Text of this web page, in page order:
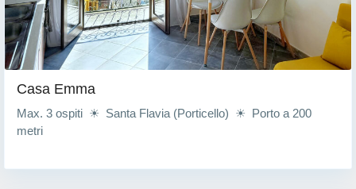
Casa Emma
Max. 3 ospiti ☀ Santa Flavia (Porticello) ☀ Porto a 200
metri